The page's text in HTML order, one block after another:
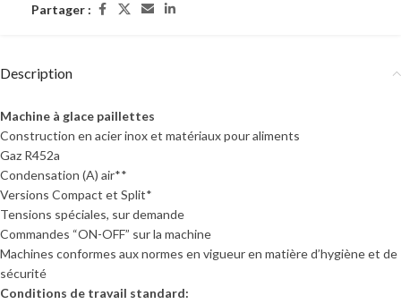
Partager :
Description
Machine à glace paillettes
Construction en acier inox et matériaux pour aliments
Gaz R452a
Condensation (A) air**
Versions Compact et Split*
Tensions spéciales, sur demande
Commandes “ON-OFF” sur la machine
Machines conformes aux normes en vigueur en matière d’hygiène et de
sécurité
Conditions de travail standard: